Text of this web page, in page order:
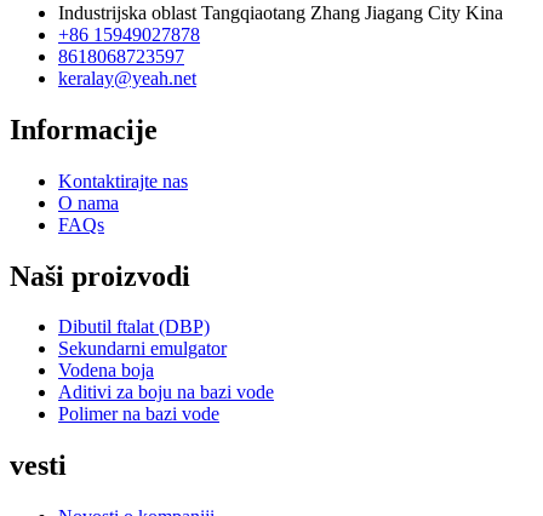
Industrijska oblast Tangqiaotang Zhang Jiagang City Kina
+86 15949027878
8618068723597
keralay@yeah.net
Informacije
Kontaktirajte nas
O nama
FAQs
Naši proizvodi
Dibutil ftalat (DBP)
Sekundarni emulgator
Vodena boja
Aditivi za boju na bazi vode
Polimer na bazi vode
vesti